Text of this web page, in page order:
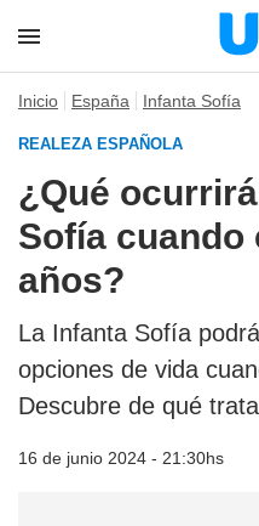
Inicio España Infanta Sofía
REALEZA ESPAÑOLA
¿Qué
Sofía cuando
años?
La Infanta Sofía
opciones de vida
Descubre de qué
16 de junio 2024 - 21:30hs